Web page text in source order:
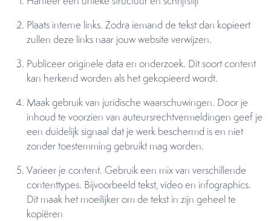
Plaats interne links. Zodra iemand de tekst dan kopieert
zullen deze links naar jouw website verwijzen.
Publiceer originele data en onderzoek. Dit soort content
kan herkend worden als het gekopieerd wordt.
Maak gebruik van juridische waarschuwingen. Door je
inhoud te voorzien van auteursrechtvermeldingen geef je
een duidelijk signaal dat je werk beschermd is en niet
zonder toestemming gebruikt mag worden.
Varieer je content. Gebruik een mix van verschillende
contenttypes. Bijvoorbeeld tekst, video en infographics.
Dit maak het moeilijker om de tekst in zijn geheel te
kopiëren